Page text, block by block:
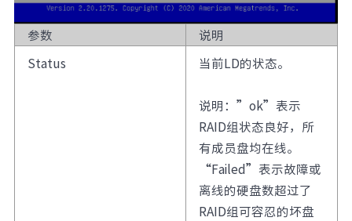
参数
说明
Status
当前LD的状态。
说明：”ok”表示
RAID组状态良好，所
有成员盘均在线。
“Failed”表示故障或
离线的硬盘数超过了
RAID组可容忍的坏盘